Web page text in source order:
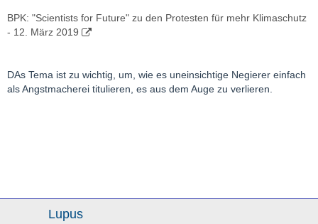
BPK: "Scientists for Future" zu den Protesten für mehr Klimaschutz
- 12. März 2019
DAs Tema ist zu wichtig, um, wie es uneinsichtige Negierer einfach
als Angstmacherei titulieren, es aus dem Auge zu verlieren.
Lupus